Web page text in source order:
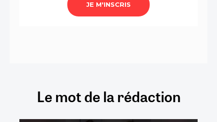
Le mot de la rédaction